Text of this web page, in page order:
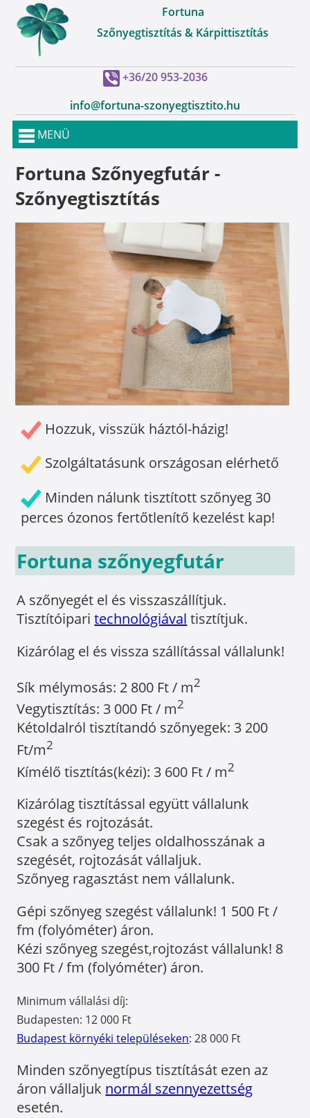
Fortuna
Szőnyegtisztítás & Kárpittisztítás
+36/20 953-2036
info@fortuna-szonyegtisztito.hu
MENÜ
Fortuna Szőnyegfutár -
Szőnyegtisztítás
Hozzuk, visszük háztól-házig!
Szolgáltatásunk országosan elérhető
Minden nálunk tisztított szőnyeg 30
perces ózonos fertőtlenítő kezelést kap!
Fortuna szőnyegfutár
A szőnyegét el és visszaszállítjuk.
Tisztítóiparitechnológiával tisztítjuk.
Kizárólag el és vissza szállítással vállalunk!
Sík mélymosás: 2 800 Ft / m2
Vegytisztítás: 3 000 Ft / m2
Kétoldalról tisztítandó szőnyegek: 3 200
Ft/m2
Kímélő tisztítás(kézi): 3 600 Ft / m2
Kizárólag tisztítással együtt vállalunk
szegést és rojtozását.
Csak a szőnyeg teljes oldalhosszának a
szegését, rojtozását vállaljuk.
Szőnyeg ragasztást nem vállalunk.
Gépi szőnyeg szegést vállalunk! 1 500 Ft /
fm (folyóméter) áron.
Kézi szőnyeg szegést,rojtozást vállalunk! 8
300 Ft / fm (folyóméter) áron.
Minimum vállalási díj:
Budapesten: 12 000 Ft
Budapest környéki településeken: 28 000 Ft
Minden szőnyegtípus tisztítását ezen az
áron vállaljuk normál szennyezettség
esetén.